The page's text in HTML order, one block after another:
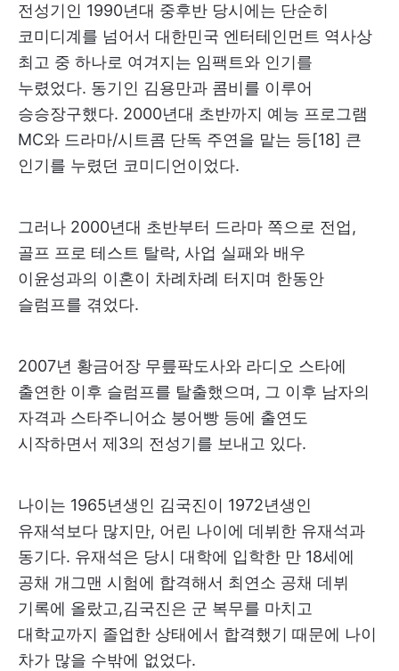
전성기인 1990년대 중후반 당시에는 단순히
코미디계를 넘어서 대한민국 엔터테인먼트 역사상
최고 중 하나로 여겨지는 임팩트와 인기를
누렸었다. 동기인 김용만과 콤비를 이루어
승승장구했다. 2000년대 초반까지 예능 프로그램
MC와 드라마/시트콤 단독 주연을 맡는 등[18] 큰
인기를 누렸던 코미디언이었다.
그러나 2000년대 초반부터 드라마 쪽으로 전업,
골프 프로 테스트 탈락, 사업 실패와 배우
이윤성과의 이혼이 차례차례 터지며 한동안
슬럼프를 겪었다.
2007년 황금어장 무릎팍도사와 라디오 스타에
출연한 이후 슬럼프를 탈출했으며, 그 이후 남자의
자격과 스타주니어쇼 붕어빵 등에 출연도
시작하면서 제3의 전성기를 보내고 있다.
나이는 1965년생인 김국진이 1972년생인
유재석보다 많지만, 어린 나이에 데뷔한 유재석과
동기다. 유재석은 당시 대학에 입학한 만 18세에
공채 개그맨 시험에 합격해서 최연소 공채 데뷔
기록에 올랐고,김국진은 군 복무를 마치고
대학교까지 졸업한 상태에서 합격했기 때문에 나이
차가 많을 수밖에 없었다.